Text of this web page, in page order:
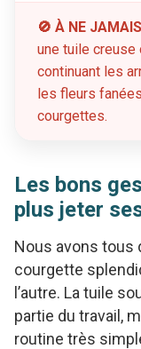
🚫 À NE
une tuile creuse
continuant les
les fleurs
courgettes.
Les bons
plus jeter
Nous avons tous
courgette
l’autre. La tuile
partie du travail,
routine très